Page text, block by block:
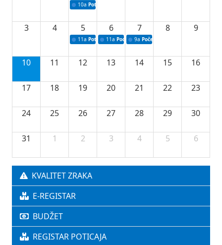
10a Potpisivanje ugovora sa neprofitnim
3 4 5
11a Potpisivanje ugovora o stipendijama za
6
11a Podrška razvoju vodne infrastrukture u
7
9a Početak izgradnje nove
8 9
10 11 12 13 14 15 16
17 18 19 20 21 22 23
24 25 26 27 28 29 30
31 1 2 3 4 5 6
KVALITET ZRAKA
E-REGISTAR
BUDŽET
REGISTAR POTICAJA